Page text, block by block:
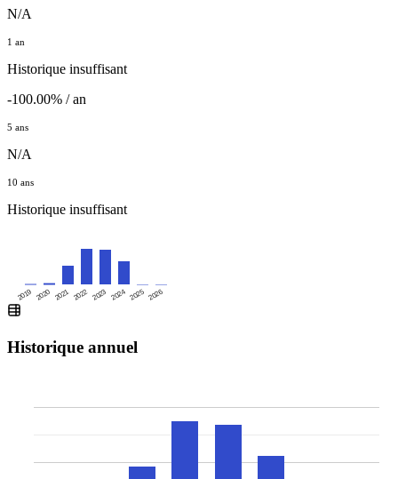
N/A
1 an
Historique insuffisant
-100.00% / an
5 ans
N/A
10 ans
Historique insuffisant
2019 2020 2021 2022 2023 2024 2025 2026
Historique annuel